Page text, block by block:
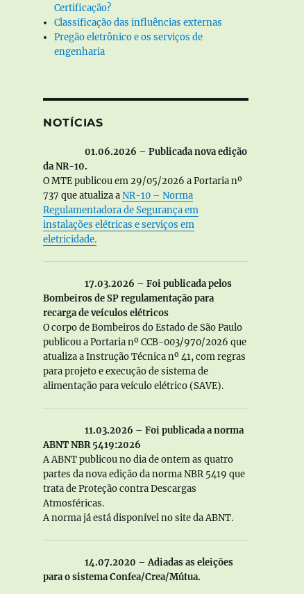
Certificação?
Classificação das influências externas
Pregão eletrônico e os serviços de
engenharia
NOTÍCIAS
01.06.2026 – Publicada nova edição
da NR-10.
O MTE publicou em 29/05/2026 a Portaria nº
737 que atualiza aNR-10 – Norma
Regulamentadora de Segurança em
instalações elétricas e serviços em
eletricidade.
17.03.2026 – Foi publicada pelos
Bombeiros de SP regulamentação para
recarga de veículos elétricos
O corpo de Bombeiros do Estado de São Paulo
publicou a Portaria nº CCB-003/970/2026 que
atualiza a Instrução Técnica nº 41, com regras
para projeto e execução de sistema de
alimentação para veículo elétrico (SAVE).
11.03.2026 – Foi publicada a norma
ABNT NBR 5419:2026
A ABNT publicou no dia de ontem as quatro
partes da nova edição da norma NBR 5419 que
trata de Proteção contra Descargas
Atmosféricas.
A norma já está disponível no site da ABNT.
14.07.2020 – Adiadas as eleições
para o sistema Confea/Crea/Mútua.